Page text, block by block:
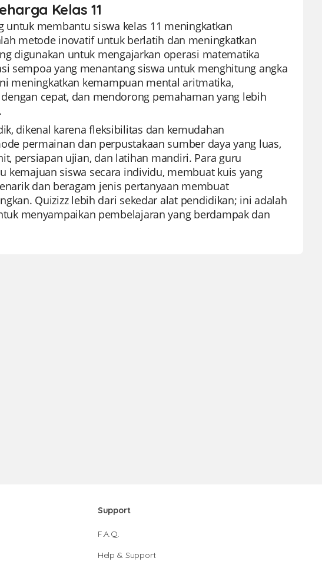
Kelas 11
membantu siswa kelas 11 meningkatkan
metode inovatif untuk berlatih dan meningkatkan
digunakan untuk mengajarkan operasi matematika
sempoa yang menantang siswa untuk menghitung angka
meningkatkan kemampuan mental aritmatika,
cepat, dan mendorong pemahaman yang lebih
dikenal karena fleksibilitas dan kemudahan
permainan dan perpustakaan sumber daya yang luas,
persiapan ujian, dan latihan mandiri. Para guru
siswa secara individu, membuat kuis yang
dan beragam jenis pertanyaan membuat
Quizizz lebih dari sekedar alat pendidikan; ini adalah
menyampaikan pembelajaran yang berdampak dan
Support
F.A.Q.
Help & Support